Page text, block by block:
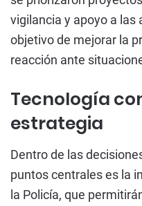
vigilancia y apoyo a las
objetivo de mejorar la
reacción ante
Tecnología
estrategia
Dentro de las
puntos centrales es la
la Policía, que